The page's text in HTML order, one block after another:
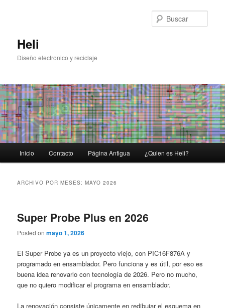
Heli
Diseño electronico y reciclaje
principal
Inicio Contacto Página Antigua ¿Quien es Heli?
ARCHIVO POR MESES:MAYO 2026
Super Probe Plus en 2026
Posted onmayo 1, 2026
El Super Probe ya es un proyecto viejo, con PIC16F876A y
programado en ensamblador. Pero funciona y es útil, por eso es
buena idea renovarlo con tecnología de 2026. Pero no mucho,
que no quiero modificar el programa en ensamblador.
La renovación consiste únicamente en redibujar el esquema en